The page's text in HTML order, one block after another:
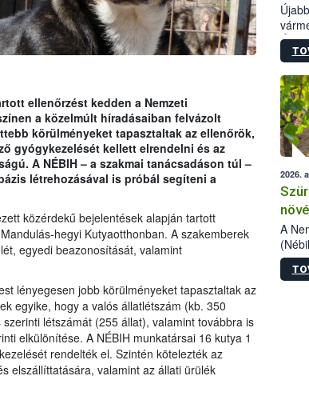
ellenőrzést kedden a Nemzeti
a közelmúlt híradásaiban felvázolt
körülményeket tapasztaltak az ellenőrök,
gyógykezelését kellett elrendelni és az
A NÉBIH – a szakmai tanácsadáson túl –
létrehozásával is próbál segíteni a
közérdekű bejelentések alapján tartott
hegyi Kutyaotthonban. A szakemberek
egyedi beazonosítását, valamint
lényegesen jobb körülményeket tapasztaltak az
egyike, hogy a valós állatlétszám (kb. 350
létszámát (255 állat), valamint továbbra is
elkülönítése. A NÉBIH munkatársai 16 kutya 1
rendelték el. Szintén kötelezték az
elszállíttatására, valamint az állati ürülék
2026.
A